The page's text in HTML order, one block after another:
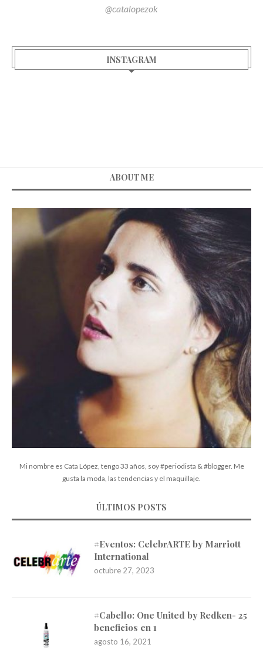
@catalopezok
INSTAGRAM
ABOUT ME
Mi nombre es Cata López, tengo 33 años, soy #periodista & #blogger. Me
gusta la moda, las tendencias y el maquillaje.
ÚLTIMOS POSTS
#Eventos: CelebrARTE by Marriott
International
octubre 27, 2023
#Cabello: One United by Redken- 25
beneficios en 1
agosto 16, 2021